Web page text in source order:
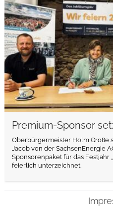
Premium-Sponsor
Oberbürgermeister Holm Große
Jacob von der SachsenEnergie
Sponsorenpaket für das Festjahr
feierlich unterzeichnet.